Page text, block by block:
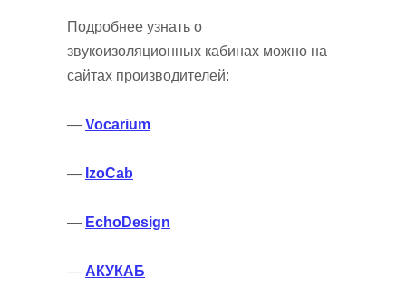
Подробнее узнать о
звукоизоляционных кабинах можно на
сайтах производителей:
— Vocarium
— IzoCab
— EchoDesign
— АКУКАБ